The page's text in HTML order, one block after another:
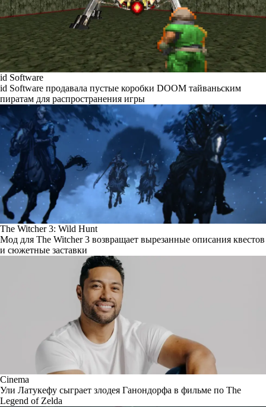
id Software
id Software продавала пустые коробки DOOM тайваньским
пиратам для распространения игры
The Witcher 3: Wild Hunt
Мод для The Witcher 3 возвращает вырезанные описания квестов
и сюжетные заставки
Cinema
Ули Латукефу сыграет злодея Ганондорфа в фильме по The
Legend of Zelda